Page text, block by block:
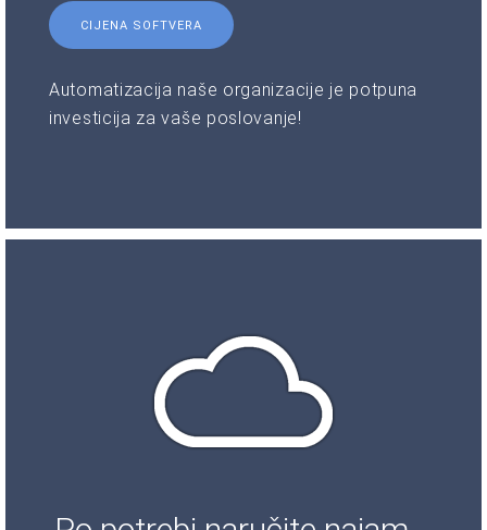
CIJENA SOFTVERA
Automatizacija naše organizacije je potpuna
investicija za vaše poslovanje!